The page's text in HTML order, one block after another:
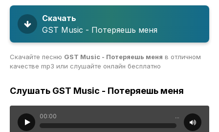
Скачать
GST Music - Потеряешь меня
Скачайте песню GST Music - Потеряешь меня в отличном
качестве mp3 или слушайте онлайн бесплатно
Слушать GST Music - Потеряешь меня
00:00 ...